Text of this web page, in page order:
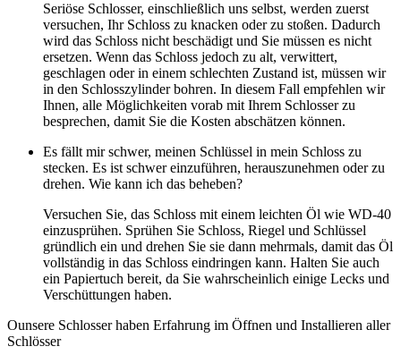
Seriöse Schlosser, einschließlich uns selbst, werden zuerst
versuchen, Ihr Schloss zu knacken oder zu stoßen. Dadurch
wird das Schloss nicht beschädigt und Sie müssen es nicht
ersetzen. Wenn das Schloss jedoch zu alt, verwittert,
geschlagen oder in einem schlechten Zustand ist, müssen wir
in den Schlosszylinder bohren. In diesem Fall empfehlen wir
Ihnen, alle Möglichkeiten vorab mit Ihrem Schlosser zu
besprechen, damit Sie die Kosten abschätzen können.
Es fällt mir schwer, meinen Schlüssel in mein Schloss zu
stecken. Es ist schwer einzuführen, herauszunehmen oder zu
drehen. Wie kann ich das beheben?
Versuchen Sie, das Schloss mit einem leichten Öl wie WD-40
einzusprühen. Sprühen Sie Schloss, Riegel und Schlüssel
gründlich ein und drehen Sie sie dann mehrmals, damit das Öl
vollständig in das Schloss eindringen kann. Halten Sie auch
ein Papiertuch bereit, da Sie wahrscheinlich einige Lecks und
Verschüttungen haben.
Ounsere Schlosser haben Erfahrung im Öffnen und Installieren aller
Schlösser